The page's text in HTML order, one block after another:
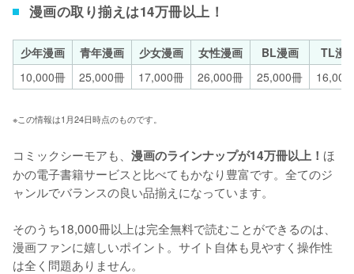
漫画の取り揃えは14万冊以上！
少年漫画 青年漫画 少女漫画 女性漫画 BL漫画
TL漫
10,000冊
25,000冊 17,000冊 26,000冊 25,000冊 16,000
※この情報は1月24日時点のものです。
コミックシーモアも、 漫画のラインナップが14万冊以上！ ほ
かの電子書籍サービスと比べてもかなり豊富です。全てのジ
ャンルでバランスの良い品揃えになっています。
そのうち18,000冊以上は完全無料で読むことができるのは、
漫画ファンに嬉しいポイント。サイト自体も見やすく操作性
は全く問題ありません。